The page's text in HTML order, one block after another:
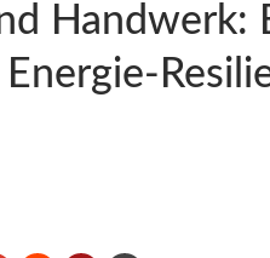
Handwerk: